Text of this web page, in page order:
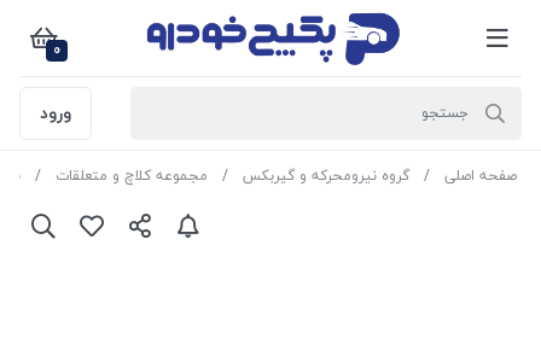
0
ورود
صفحه اصلی گروه نیرومحرکه و گیربکس مجموعه کلاچ و متعلقات پین